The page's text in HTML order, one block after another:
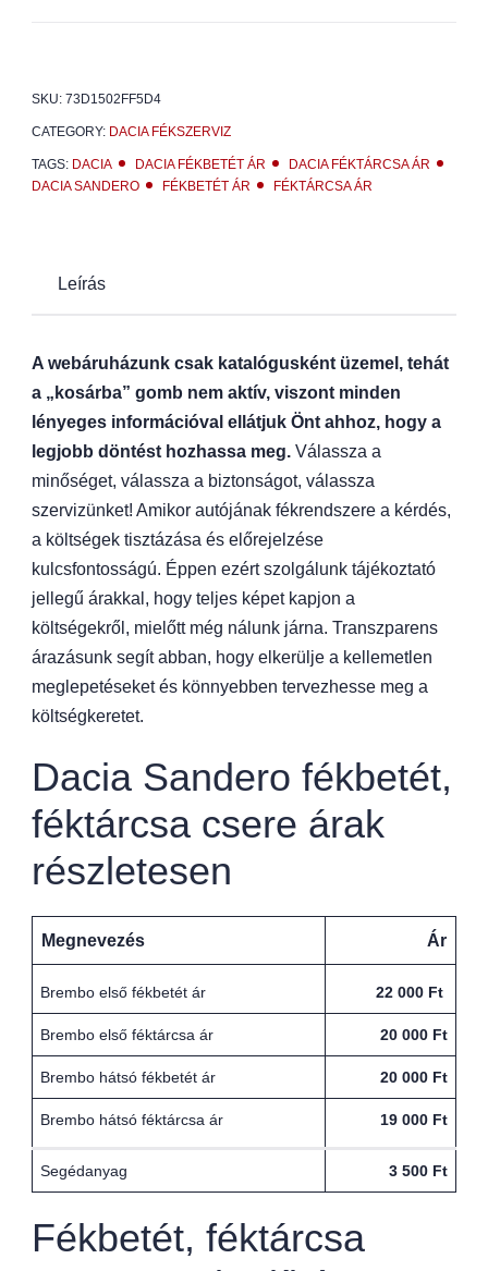
SKU: 73D1502FF5D4
CATEGORY: DACIA FÉKSZERVIZ
TAGS: DACIA DACIA FÉKBETÉT ÁR
DACIA FÉKTÁRCSA ÁR
DACIA SANDERO
FÉKBETÉT ÁR FÉKTÁRCSA ÁR
Leírás
A webáruházunk csak katalógusként üzemel, tehát
a „kosárba” gomb nem aktív, viszont minden
lényeges információval ellátjuk Önt ahhoz, hogy a
legjobb döntést hozhassa meg. Válassza a
minőséget, válassza a biztonságot, válassza
szervizünket! Amikor autójának fékrendszere a kérdés,
a költségek tisztázása és előrejelzése
kulcsfontosságú. Éppen ezért szolgálunk tájékoztató
jellegű árakkal, hogy teljes képet kapjon a
költségekről, mielőtt még nálunk járna. Transzparens
árazásunk segít abban, hogy elkerülje a kellemetlen
meglepetéseket és könnyebben tervezhesse meg a
költségkeretet.
Dacia Sandero fékbetét,
féktárcsa csere árak
részletesen
Megnevezés Ár
Brembo első fékbetét ár 22 000 Ft
Brembo első féktárcsa ár 20 000 Ft
Brembo hátsó fékbetét ár 20 000 Ft
Brembo hátsó féktárcsa ár 19 000 Ft
Segédanyag 3 500 Ft
Fékbetét, féktárcsa